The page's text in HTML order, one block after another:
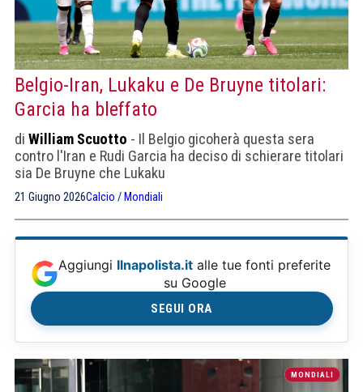
Belgio-Iran, Lukaku e De Bruyne titolari:
Garcia ha bleffato
di William Scuotto - Il Belgio gicoherà questa sera
contro l'Iran e Rudi Garcia ha deciso di schierare titolari
sia De Bruyne che Lukaku
21 Giugno 2026Calcio / Mondiali
Aggiungi Ilnapolista.it alle tue fonti preferite
su Google
SEGUI ORA
MONDIALI